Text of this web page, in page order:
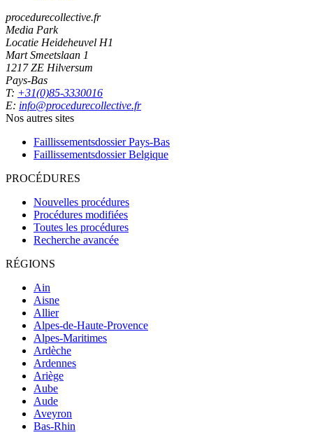
procedurecollective.fr
Media Park
Locatie Heideheuvel H1
Mart Smeetslaan 1
1217 ZE Hilversum
Pays-Bas
T: +31(0)85-3330016
E: info@procedurecollective.fr
Nos autres sites
Faillissementsdossier Pays-Bas
Faillissementsdossier Belgique
PROCÉDURES
Nouvelles procédures
Procédures modifiées
Toutes les procédures
Recherche avancée
RÉGIONS
Ain
Aisne
Allier
Alpes-de-Haute-Provence
Alpes-Maritimes
Ardèche
Ardennes
Ariège
Aube
Aude
Aveyron
Bas-Rhin